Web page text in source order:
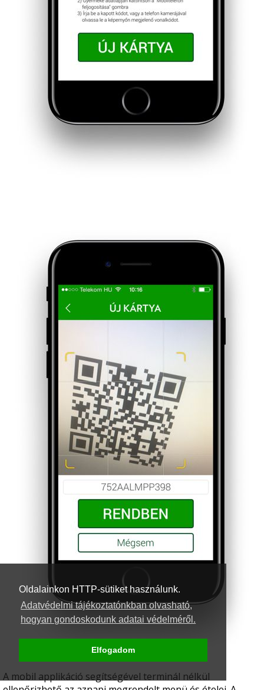
Oldalainkon HTTP-sütiket használunk.
Adatvédelmi tájékoztatónkban olvasható,
hogyan gondoskodunk adatai védelméről.
Elfogadom
A mobil applikáció segítségével terminál nélkül